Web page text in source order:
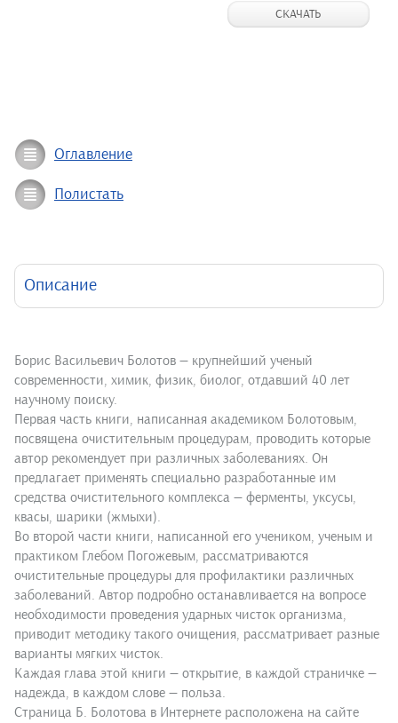
СКАЧАТЬ
Оглавление
Полистать
Описание
Борис Васильевич Болотов — крупнейший ученый
современности, химик, физик, биолог, отдавший 40 лет
научному поиску.
Первая часть книги, написанная академиком Болотовым,
посвящена очистительным процедурам, проводить которые
автор рекомендует при различных заболеваниях. Он
предлагает применять специально разработанные им
средства очистительного комплекса — ферменты, уксусы,
квасы, шарики (жмыхи).
Во второй части книги, написанной его учеником, ученым и
практиком Глебом Погожевым, рассматриваются
очистительные процедуры для профилактики различных
заболеваний. Автор подробно останавливается на вопросе
необходимости проведения ударных чисток организма,
приводит методику такого очищения, рассматривает разные
варианты мягких чисток.
Каждая глава этой книги — открытие, в каждой страничке —
надежда, в каждом слове — польза.
Страница Б. Болотова в Интернете расположена на сайте